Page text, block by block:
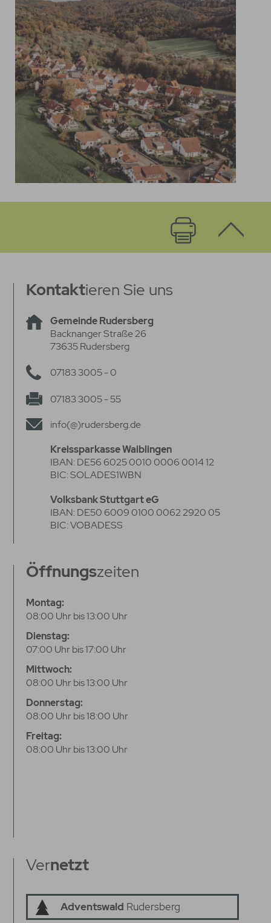
Kontaktieren Sie uns
Gemeinde Rudersberg
Backnanger Straße 26
73635 Rudersberg
07183 3005 - 0
07183 3005 - 55
info(@)rudersberg.de
Kreissparkasse Waiblingen
IBAN: DE56 6025 0010 0006 0014 12
BIC: SOLADES1WBN
Volksbank Stuttgart eG
IBAN: DE50 6009 0100 0062 2920 05
BIC: VOBADESS
Öffnungszeiten
Montag:
08:00 Uhr bis 13:00 Uhr
Dienstag:
07:00 Uhr bis 17:00 Uhr
Mittwoch:
08:00 Uhr bis 13:00 Uhr
Donnerstag:
08:00 Uhr bis 18:00 Uhr
Freitag:
08:00 Uhr bis 13:00 Uhr
Vernetzt
Adventswald Rudersberg